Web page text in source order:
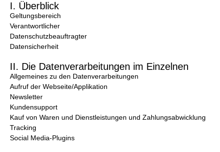
I. Überblick
Geltungsbereich
Verantwortlicher
Datenschutzbeauftragter
Datensicherheit
II. Die Datenverarbeitungen im Einzelnen
Allgemeines zu den Datenverarbeitungen
Aufruf der Webseite/Applikation
Newsletter
Kundensupport
Kauf von Waren und Dienstleistungen und Zahlungsabwicklung
Tracking
Social Media-Plugins